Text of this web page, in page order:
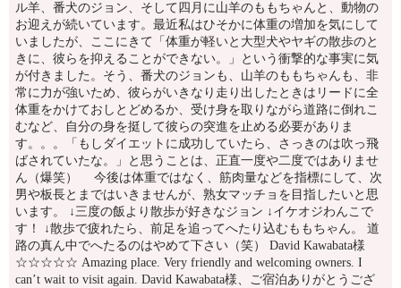
ル羊、番犬のジョン、そして四月に山羊のももちゃんと、動物の
お迎えが続いています。最近私はひそかに体重の増加を気にして
いましたが、ここにきて「体重が軽いと大型犬やヤギの散歩のと
きに、彼らを抑えることができない。」という衝撃的な事実に気
が付きました。そう、番犬のジョンも、山羊のももちゃんも、非
常に力が強いため、彼らがいきなり走り出したときはリードに全
体重をかけておしとどめるか、受け身を取りながら道路に倒れこ
むなど、自分の身を挺して彼らの突進を止める必要がありま
す。。。「もしダイエットに成功していたら、さっきのは吹っ飛
ばされていたな。」と思うことは、正直一度や二度ではありませ
ん（爆笑） 今後は体重ではなく、筋肉量などを指標にして、次
男や板長とまではいきませんが、熟女マッチョを目指したいと思
います。 ↓三度の飯より散歩が好きなジョン ↓イケオジわんこで
す！ ↓散歩で疲れたら、前足を追ってへたり込むももちゃん。 道
路の真ん中でへたるのはやめて下さい（笑） David Kawabata様
☆☆☆☆☆ Amazing place. Very friendly and welcoming owners. I
can’t wait to visit again. David Kawabata様、ご宿泊ありがとうござ